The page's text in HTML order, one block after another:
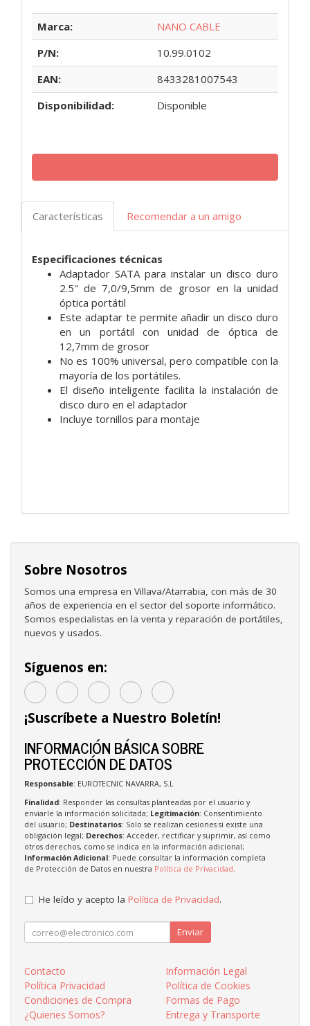
Marca:
NANO CABLE
P/N:
10.99.0102
EAN:
8433281007543
Disponibilidad:
Disponible
Características Recomendar a un amigo
Especificaciones técnicas
Adaptador SATA para instalar un disco duro
2.5" de 7,0/9,5mm de grosor en la unidad
óptica portátil
Este adaptar te permite añadir un disco duro
en un portátil con unidad de óptica de
12,7mm de grosor
No es 100% universal, pero compatible con la
mayoría de los portátiles.
El diseño inteligente facilita la instalación de
disco duro en el adaptador
Incluye tornillos para montaje
Sobre Nosotros
Somos una empresa en Villava/Atarrabia, con más de 30
años de experiencia en el sector del soporte informático.
Somos especialistas en la venta y reparación de portátiles,
nuevos y usados.
Síguenos en:
¡Suscríbete a Nuestro Boletín!
INFORMACIÓN BÁSICA SOBRE
PROTECCIÓN DE DATOS
Responsable: EUROTECNIC NAVARRA, S.L
Finalidad: Responder las consultas planteadas por el usuario y
enviarle la información solicitada; Legitimación: Consentimiento
del usuario; Destinatarios: Solo se realizan cesiones si existe una
obligación legal; Derechos: Acceder, rectificar y suprimir, así como
otros derechos, como se indica en la información adicional;
Información Adicional: Puede consultar la información completa
de Protección de Datos en nuestra Política de Privacidad
He leído y acepto la Política de Privacidad.
Enviar
Contacto
Información Legal
Política Privacidad
Política de Cookies
Condiciones de Compra
Formas de Pago
¿Quienes Somos?
Entrega y Transporte